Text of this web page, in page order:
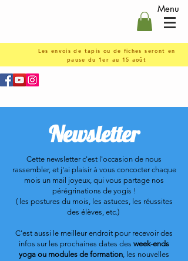
Menu
Les envois de tapis ou de fiches seront en
pause du 1er au 15 août
Newsletter
Cette newsletter c'est l'occasion de nous
rassembler, et j'ai plaisir à vous concocter chaque
mois un mail joyeux, qui vous partage nos
pérégrinations de yogis !
( les postures du mois, les astuces, les réussites
des élèves, etc.)
C'est aussi le meilleur endroit pour recevoir des
infos sur les prochaines dates des week-ends
yoga ou modules de formation, les nouvelles